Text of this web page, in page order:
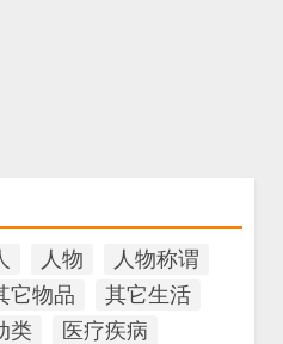
人物
人物称谓
它物品
其它生活
类
医疗疾病